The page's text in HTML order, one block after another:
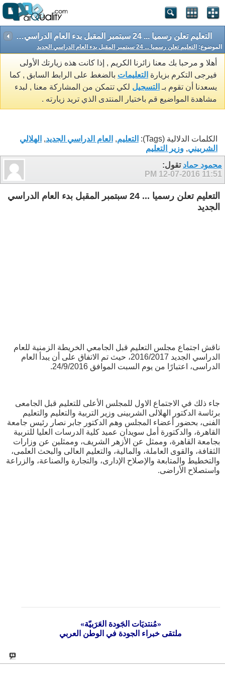
التعليم تعلن رسميا ... 24 سبتمبر المقبل بدء العام الدراسي الجديد
الموضوع: التعليم تعلن رسميا ... 24 سبتمبر المقبل بدء العام الدراسي الجديد
أهلا و مرحبا بك معنا زائرنا الكريم , إذا كانت هذه زيارتك الأولى
فيرجى التكرم بزيارة التعليمات بالضغط على الرابط السابق , كما
يسعدنا أن تقوم بـ التسجيل لكي تتمكن من المشاركة معنا , لبدء
مشاهدة المواضيع قم باختيار المنتدى الذي تريد زيارته .
الكلمات الدلالية (Tags): التعليم, العام الدراسي الجديد, الهلالي
الشربيني, وزير التعليم
محمود حماد تقول:
12-07-2016 11:51 PM
التعليم تعلن رسميا ... 24 سبتمبر المقبل بدء العام الدراسي
الجديد
ناقش اجتماع مجلس التعليم قبل الجامعي الخريطة الزمنية للعام
الدراسي الجديد 2016/2017، حيث تم الاتفاق على أن يبدأ العام
الدراسى، اعتبارًا من يوم السبت الموافق 24/9/2016.
جاء ذلك في الاجتماع الاول للمجلس الأعلى للتعليم قبل الجامعى
برئاسة الدكتور الهلالى الشربينى وزير التربية والتعليم والتعليم
الفنى، بحضور أعضاء المجلس وهم الدكتور جابر نصار رئيس جامعة
القاهرة، والدكتورة أمل سويدان عميد كلية الدرسات العليا للتربية
بجامعة القاهرة، وممثل عن الأزهر الشريف، وممثلين عن وزارات
الثقافة، والقوى العاملة، والمالية، والتعليم العالى والبحث العلمى،
والتخطيط والمتابعة والإصلاح الإدارى، والتجارة والصناعة، والزراعة
واستصلاح الأراضى.
«مُنتديَات الجَودة العَرَبيّة»
ملتقى خبراء الجودة في الوطن العربي